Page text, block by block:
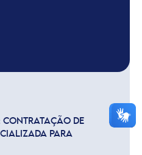
CONTRATAÇÃO DE
PARA